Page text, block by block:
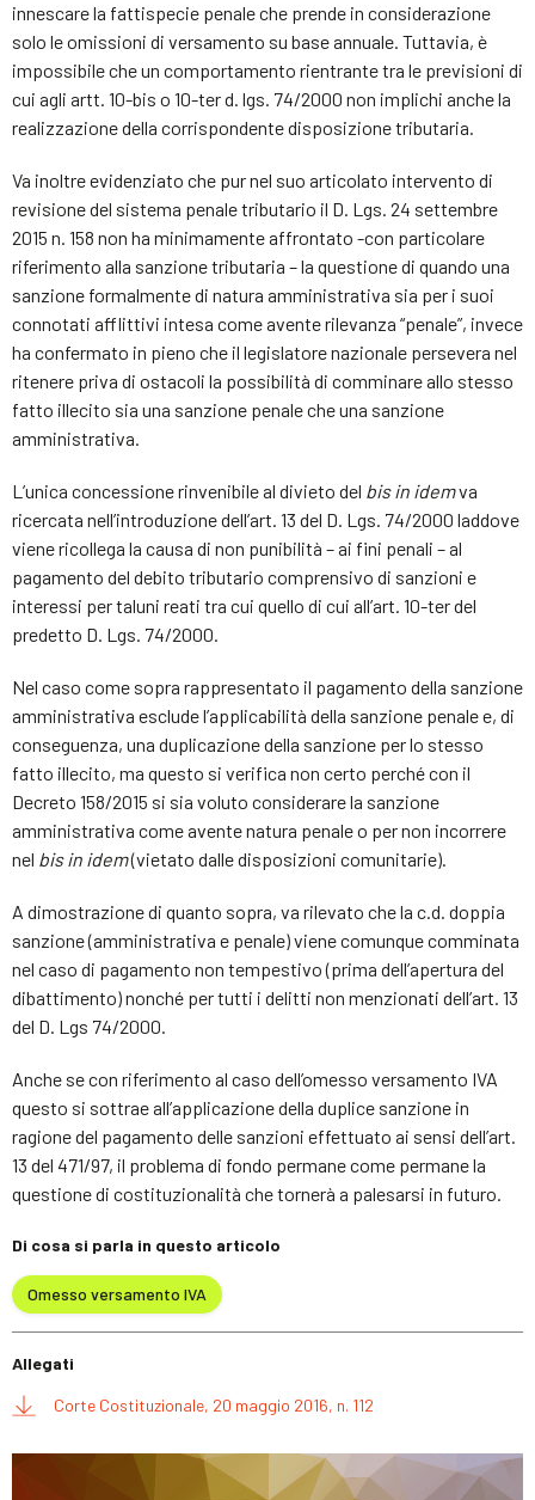
innescare la fattispecie penale che prende in considerazione
solo le omissioni di versamento su base annuale. Tuttavia, è
impossibile che un comportamento rientrante tra le previsioni di
cui agli artt. 10-bis o 10-ter d. lgs. 74/2000 non implichi anche la
realizzazione della corrispondente disposizione tributaria.
Va inoltre evidenziato che pur nel suo articolato intervento di
revisione del sistema penale tributario il D. Lgs. 24 settembre
2015 n. 158 non ha minimamente affrontato -con particolare
riferimento alla sanzione tributaria – la questione di quando una
sanzione formalmente di natura amministrativa sia per i suoi
connotati afflittivi intesa come avente rilevanza “penale”, invece
ha confermato in pieno che il legislatore nazionale persevera nel
ritenere priva di ostacoli la possibilità di comminare allo stesso
fatto illecito sia una sanzione penale che una sanzione
amministrativa.
L’unica concessione rinvenibile al divieto del bis in idemva
ricercata nell’introduzione dell’art. 13 del D. Lgs. 74/2000 laddove
viene ricollega la causa di non punibilità – ai fini penali – al
pagamento del debito tributario comprensivo di sanzioni e
interessi per taluni reati tra cui quello di cui all’art. 10-ter del
predetto D. Lgs. 74/2000.
Nel caso come sopra rappresentato il pagamento della sanzione
amministrativa esclude l’applicabilità della sanzione penale e, di
conseguenza, una duplicazione della sanzione per lo stesso
fatto illecito, ma questo si verifica non certo perché con il
Decreto 158/2015 si sia voluto considerare la sanzione
amministrativa come avente natura penale o per non incorrere
nel bis in idem(vietato dalle disposizioni comunitarie).
A dimostrazione di quanto sopra, va rilevato che la c.d. doppia
sanzione (amministrativa e penale) viene comunque comminata
nel caso di pagamento non tempestivo (prima dell’apertura del
dibattimento) nonché per tutti i delitti non menzionati dell’art. 13
del D. Lgs 74/2000.
Anche se con riferimento al caso dell’omesso versamento IVA
questo si sottrae all’applicazione della duplice sanzione in
ragione del pagamento delle sanzioni effettuato ai sensi dell’art.
13 del 471/97, il problema di fondo permane come permane la
questione di costituzionalità che tornerà a palesarsi in futuro.
Di cosa si parla in questo articolo
Omesso versamento IVA
Allegati
Corte Costituzionale, 20 maggio 2016, n. 112